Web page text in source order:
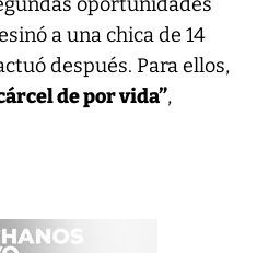
a una chica de 14
después. Para ellos,
de por vida”,